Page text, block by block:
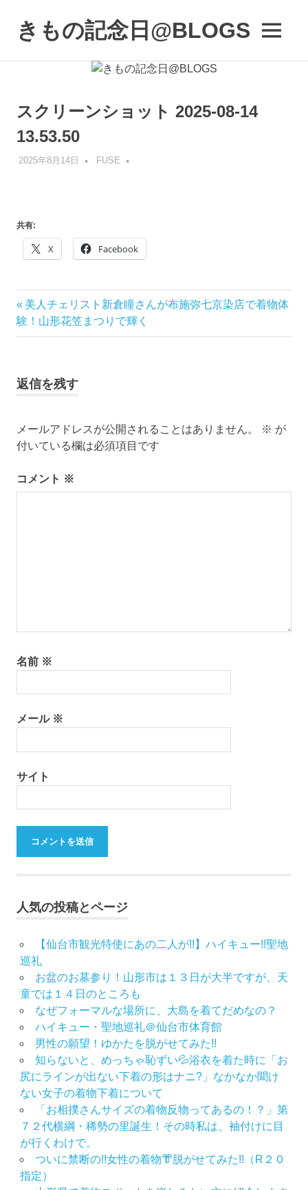
きもの記念日@BLOGS
者
も、
で
参
る
ブ
ロ
MENU
スクリーンショット 2025-08-14
13.53.50
2025年8月14日 FUSE
共有:
X Facebook
投
稿
ビ
ゲ
ー
シ
前
の
記
美人チェリスト新倉瞳さんが布施弥七京染店で着物体
験！山形花笠まつりで輝く
返信を残す
メールアドレスが公開されることはありません。 ※ が
付いている欄は必須項目です
コメント ※
名前 ※
メール ※
サイト
人気の投稿とページ
【仙台市観光特使にあの二人が!!】ハイキュー!!聖地
巡礼
お盆のお墓参り！山形市は１３日が大半ですが、天
童では１４日のところも
なぜフォーマルな場所に、大島を着てだめなの？
ハイキュー・聖地巡礼＠仙台市体育館
男性の願望！ゆかたを脱がせてみた!!
知らないと、めっちゃ恥ずい💦浴衣を着た時に「お
尻にラインが出ない下着の形はナニ?」なかなか聞け
ない女子の着物下着について
「お相撲さんサイズの着物反物ってあるの！？」第
７２代横綱・稀勢の里誕生！その時私は、袖付けに目
が行くわけで。
ついに禁断の!!女性の着物👘脱がせてみた!!（R２０
指定）